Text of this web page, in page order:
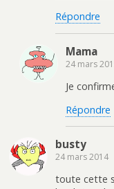
Répondre
Mama
24 mars
Je
Répondre
busty
24 mars 2014
toute cette